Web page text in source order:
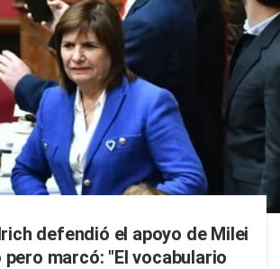
defendió el apoyo de Milei
marcó: "El vocabulario